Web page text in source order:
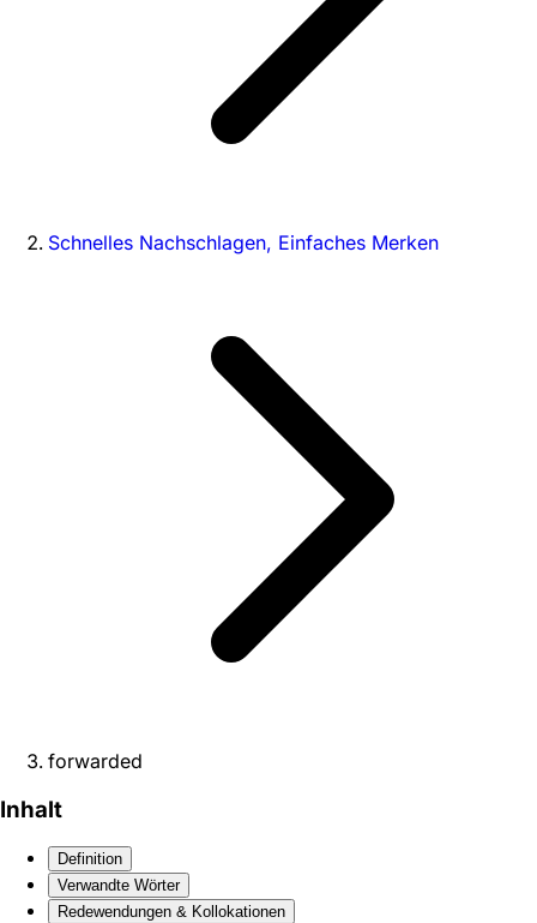
Schnelles Nachschlagen, Einfaches Merken
forwarded
Inhalt
Definition
Verwandte Wörter
Redewendungen & Kollokationen